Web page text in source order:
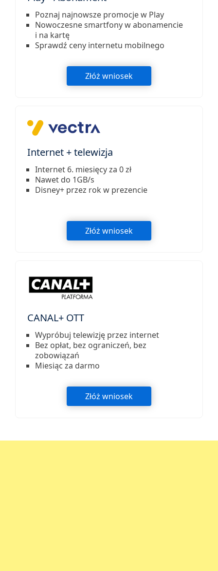
Poznaj najnowsze promocje w Play
Nowoczesne smartfony w abonamencie
i na kartę
Sprawdź ceny internetu mobilnego
Złóż wniosek
Internet + telewizja
Internet 6. miesięcy za 0 zł
Nawet do 1GB/s
Disney+ przez rok w prezencie
Złóż wniosek
CANAL+ OTT
Wypróbuj telewizję przez internet
Bez opłat, bez ograniczeń, bez
zobowiązań
Miesiąc za darmo
Złóż wniosek